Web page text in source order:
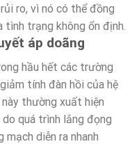
ro, vì nó có thể đồng
trạng không ổn định.
áp doãng
hầu hết các trường
tính đàn hồi của hệ
thường xuất hiện
quá trình lắng đọng
diễn ra nhanh